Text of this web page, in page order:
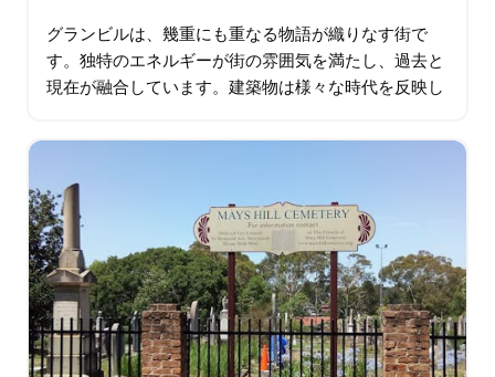
グランビルは、幾重にも重なる物語が織りなす街で
す。独特のエネルギーが街の雰囲気を満たし、過去と
現在が融合しています。建築物は様々な時代を反映し
ています。多様性が感じられます。料理の香りが混ざ